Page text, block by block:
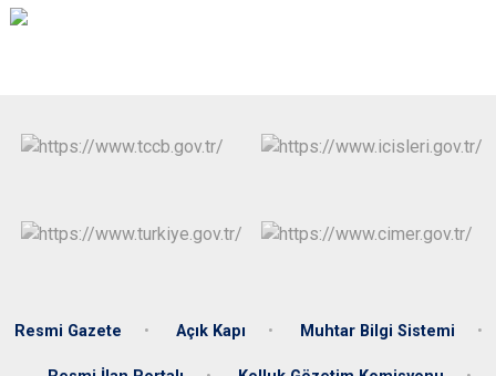
Resmi Gazete Açık Kapı Muhtar Bilgi Sistemi